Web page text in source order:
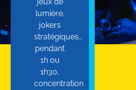
jeux de
lumière,
jokers
stratégiques…
pendant
1h ou
1h30,
concentration